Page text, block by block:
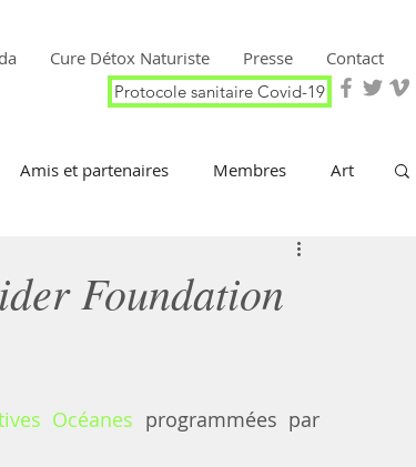
Cure Détox Naturiste Presse Contact
Protocole sanitaire Covid-19
Amis et partenaires Membres Art
Foundation
Océanes